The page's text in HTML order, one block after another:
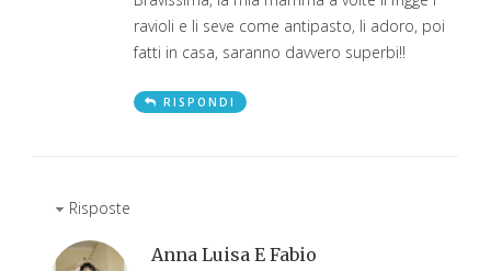
ravioli e li seve come antipasto, li adoro, poi
fatti in casa, saranno davvero superbi!!
RISPONDI
Risposte
Anna Luisa E Fabio